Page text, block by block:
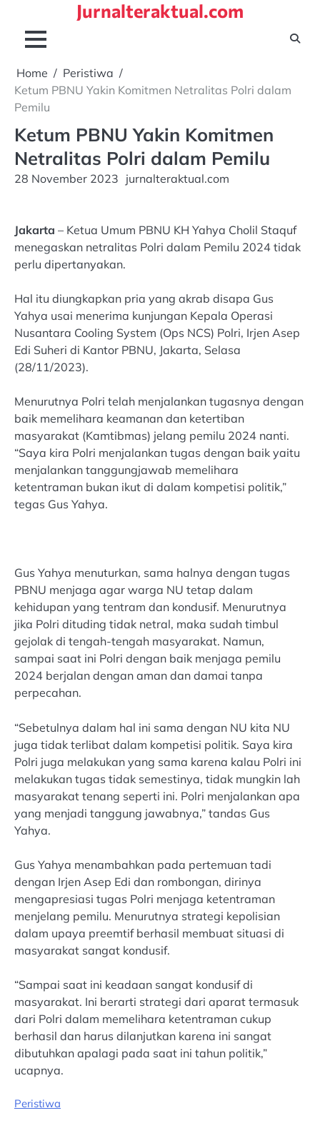
content
Jurnalteraktual.com
Home
Peristiwa
Ketum PBNU Yakin Komitmen Netralitas Polri dalam
Pemilu
Ketum PBNU Yakin Komitmen
Netralitas Polri dalam Pemilu
28 November 2023 jurnalteraktual.com
Jakarta – Ketua Umum PBNU KH Yahya Cholil Staquf
menegaskan netralitas Polri dalam Pemilu 2024 tidak
perlu dipertanyakan.
Hal itu diungkapkan pria yang akrab disapa Gus
Yahya usai menerima kunjungan Kepala Operasi
Nusantara Cooling System (Ops NCS) Polri, Irjen Asep
Edi Suheri di Kantor PBNU, Jakarta, Selasa
(28/11/2023).
Menurutnya Polri telah menjalankan tugasnya dengan
baik memelihara keamanan dan ketertiban
masyarakat (Kamtibmas) jelang pemilu 2024 nanti.
“Saya kira Polri menjalankan tugas dengan baik yaitu
menjalankan tanggungjawab memelihara
ketentraman bukan ikut di dalam kompetisi politik,”
tegas Gus Yahya.
Gus Yahya menuturkan, sama halnya dengan tugas
PBNU menjaga agar warga NU tetap dalam
kehidupan yang tentram dan kondusif. Menurutnya
jika Polri dituding tidak netral, maka sudah timbul
gejolak di tengah-tengah masyarakat. Namun,
sampai saat ini Polri dengan baik menjaga pemilu
2024 berjalan dengan aman dan damai tanpa
perpecahan.
“Sebetulnya dalam hal ini sama dengan NU kita NU
juga tidak terlibat dalam kompetisi politik. Saya kira
Polri juga melakukan yang sama karena kalau Polri ini
melakukan tugas tidak semestinya, tidak mungkin lah
masyarakat tenang seperti ini. Polri menjalankan apa
yang menjadi tanggung jawabnya,” tandas Gus
Yahya.
Gus Yahya menambahkan pada pertemuan tadi
dengan Irjen Asep Edi dan rombongan, dirinya
mengapresiasi tugas Polri menjaga ketentraman
menjelang pemilu. Menurutnya strategi kepolisian
dalam upaya preemtif berhasil membuat situasi di
masyarakat sangat kondusif.
“Sampai saat ini keadaan sangat kondusif di
masyarakat. Ini berarti strategi dari aparat termasuk
dari Polri dalam memelihara ketentraman cukup
berhasil dan harus dilanjutkan karena ini sangat
dibutuhkan apalagi pada saat ini tahun politik,”
ucapnya.
Peristiwa